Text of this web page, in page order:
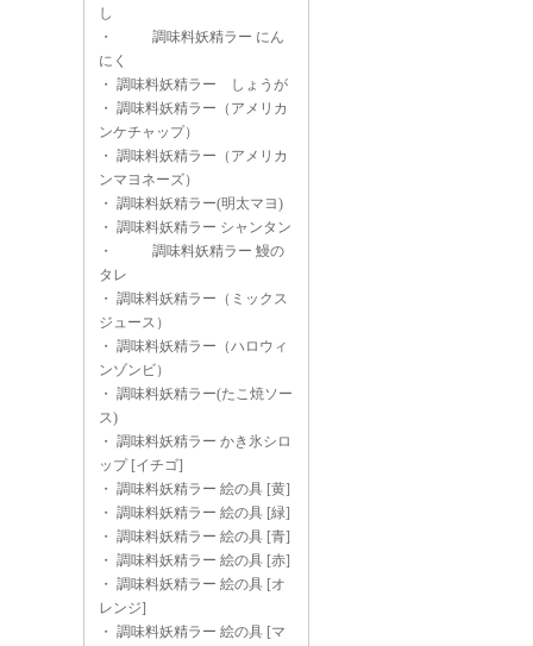
し
・
調味料妖精ラー にん
にく
・ 調味料妖精ラー しょうが
・ 調味料妖精ラー（アメリカ
ンケチャップ）
・ 調味料妖精ラー（アメリカ
ンマヨネーズ）
・ 調味料妖精ラー(明太マヨ)
・ 調味料妖精ラー シャンタン
・
調味料妖精ラー 鰻の
タレ
・ 調味料妖精ラー（ミックス
ジュース）
・ 調味料妖精ラー（ハロウィ
ンゾンビ）
・ 調味料妖精ラー(たこ焼ソー
ス)
・ 調味料妖精ラー かき氷シロ
ップ [イチゴ]
・ 調味料妖精ラー 絵の具 [黄]
・ 調味料妖精ラー 絵の具 [緑]
・ 調味料妖精ラー 絵の具 [青]
・ 調味料妖精ラー 絵の具 [赤]
・ 調味料妖精ラー 絵の具 [オ
レンジ]
・ 調味料妖精ラー 絵の具 [マ